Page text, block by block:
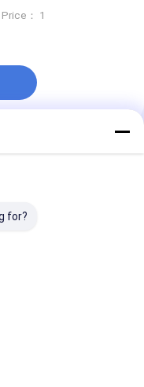
Price： 1
for?